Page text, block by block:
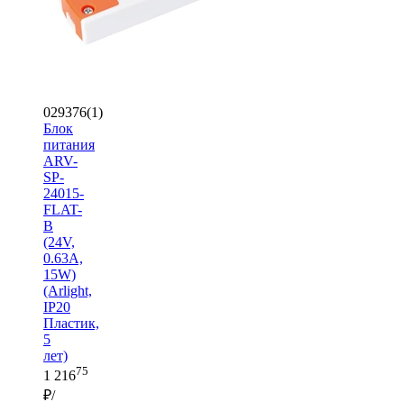
029376(1)
Блок
питания
ARV-
SP-
24015-
FLAT-
B
(24V,
0.63A,
15W)
(Arlight,
IP20
Пластик,
5
лет)
1 21675
₽/